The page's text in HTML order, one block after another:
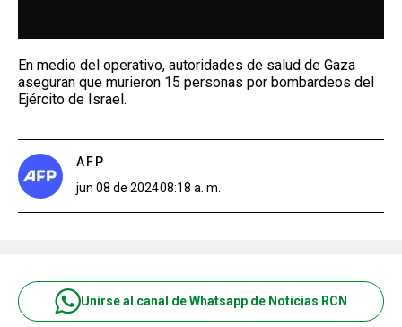
En medio del operativo, autoridades de salud de Gaza
aseguran que murieron 15 personas por bombardeos del
Ejército de Israel.
AFP
jun 08 de 202408:18 a. m.
Unirse al canal de Whatsapp de Noticias RCN